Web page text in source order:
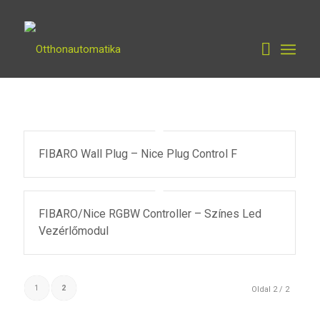
FIBARO Wall Plug – Nice Plug Control F
FIBARO/Nice RGBW Controller – Színes Led
Vezérlőmodul
Oldal 2 / 2
1 2